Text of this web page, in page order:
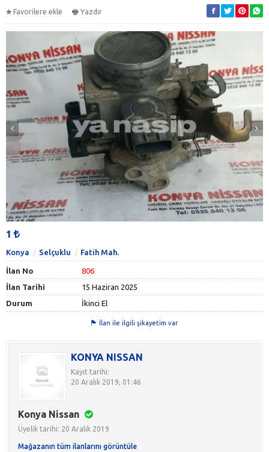
Favorilere ekle Yazdır
1
Konya Selçuklu Fatih Mah.
İlan No
806
İlan Tarihi
15 Haziran 2025
Durum
İkinci El
İlan ile ilgili şikayetim var
KONYA NISSAN
Kayıt tarihi:
20 Aralık 2019, 01:46
Konya Nissan
Üyelik tarihi: 20 Aralık 2019
Mağazanın tüm ilanlarını görüntüle